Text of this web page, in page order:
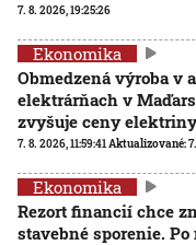
7. 8. 2026, 19:25:26
Ekonomika
Obmedzená výroba v
elektrárňach v
zvyšuje ceny
7. 8. 2026, 11:59:41 Aktualizované:
Ekonomika
Rezort financií chce
stavebné sporenie.